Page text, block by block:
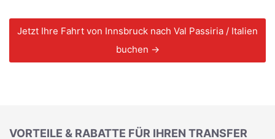
Jetzt Ihre Fahrt von Innsbruck nach Val Passiria / Italien
buchen →
VORTEILE & RABATTE FÜR IHREN TRANSFER